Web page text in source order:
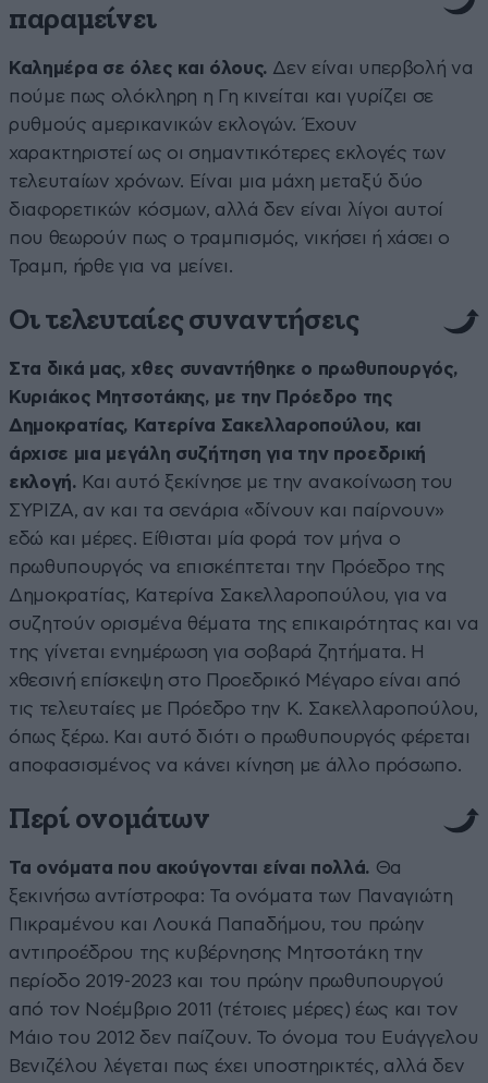
παραμείνει
Καλημέρα σε όλες και όλους. Δεν είναι υπερβολή να
πούμε πως ολόκληρη η Γη κινείται και γυρίζει σε
ρυθμούς αμερικανικών εκλογών. Έχουν
χαρακτηριστεί ως οι σημαντικότερες εκλογές των
τελευταίων χρόνων. Είναι μια μάχη μεταξύ δύο
διαφορετικών κόσμων, αλλά δεν είναι λίγοι αυτοί
που θεωρούν πως ο τραμπισμός, νικήσει ή χάσει ο
Τραμπ, ήρθε για να μείνει.
Οι τελευταίες συναντήσεις
Στα δικά μας, χθες συναντήθηκε ο πρωθυπουργός,
Κυριάκος Μητσοτάκης, με την Πρόεδρο της
Δημοκρατίας, Κατερίνα Σακελλαροπούλου, και
άρχισε μια μεγάλη συζήτηση για την προεδρική
εκλογή. Και αυτό ξεκίνησε με την ανακοίνωση του
ΣΥΡΙΖΑ, αν και τα σενάρια «δίνουν και παίρνουν»
εδώ και μέρες. Είθισται μία φορά τον μήνα ο
πρωθυπουργός να επισκέπτεται την Πρόεδρο της
Δημοκρατίας, Κατερίνα Σακελλαροπούλου, για να
συζητούν ορισμένα θέματα της επικαιρότητας και να
της γίνεται ενημέρωση για σοβαρά ζητήματα. Η
χθεσινή επίσκεψη στο Προεδρικό Μέγαρο είναι από
τις τελευταίες με Πρόεδρο την Κ. Σακελλαροπούλου,
όπως ξέρω. Και αυτό διότι ο πρωθυπουργός φέρεται
αποφασισμένος να κάνει κίνηση με άλλο πρόσωπο.
Περί ονομάτων
Τα ονόματα που ακούγονται είναι πολλά. Θα
ξεκινήσω αντίστροφα: Τα ονόματα των Παναγιώτη
Πικραμένου και Λουκά Παπαδήμου, του πρώην
αντιπροέδρου της κυβέρνησης Μητσοτάκη την
περίοδο 2019-2023 και του πρώην πρωθυπουργού
από τον Νοέμβριο 2011 (τέτοιες μέρες) έως και τον
Μάιο του 2012 δεν παίζουν. Το όνομα του Ευάγγελου
Βενιζέλου λέγεται πως έχει υποστηρικτές, αλλά δεν